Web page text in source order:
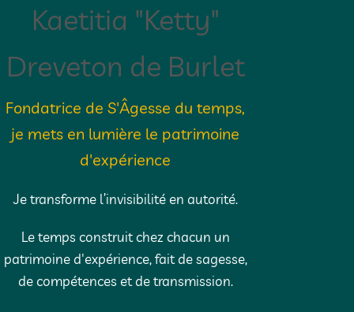
Kaetitia "Ketty"
Dreveton de Burlet
Fondatrice de S'Âgesse du temps,
je mets en lumière le patrimoine
d'expérience
Je transforme l’invisibilité en autorité.
Le temps construit chez chacun un
patrimoine d'expérience, fait de sagesse,
de compétences et de transmission.